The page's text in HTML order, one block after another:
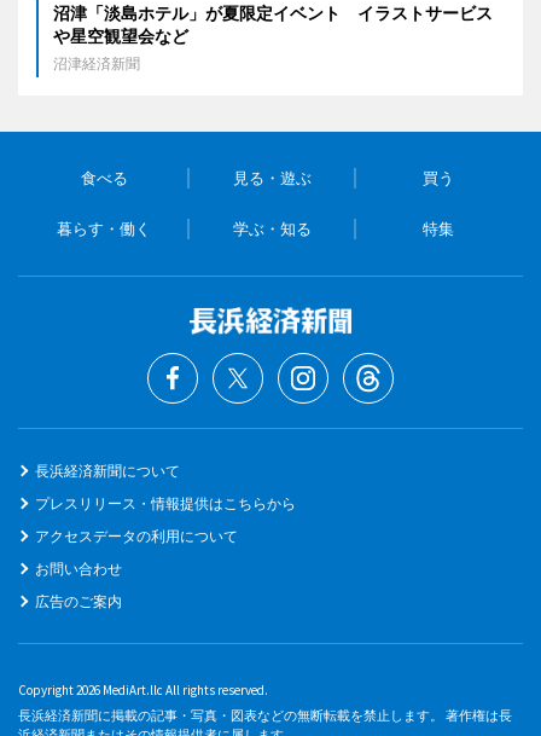
沼津「淡島ホテル」が夏限定イベント イラストサービス
や星空観望会など
沼津経済新聞
食べる 見る・遊ぶ 買う
暮らす・働く 学ぶ・知る 特集
長浜経済新聞について
プレスリリース・情報提供はこちらから
アクセスデータの利用について
お問い合わせ
広告のご案内
Copyright 2026 MediArt.llc All rights reserved.
長浜経済新聞に掲載の記事・写真・図表などの無断転載を禁止します。 著作権は長